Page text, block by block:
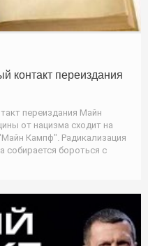
контакт переиздания
переиздания Майн
от нацизма сходит на
Кампф". Радикализация
собирается бороться с